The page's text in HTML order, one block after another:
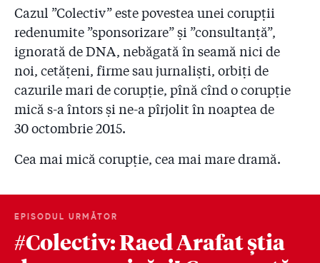
Cazul ”Colectiv” este povestea unei corupții
redenumite ”sponsorizare” și ”consultanță”,
ignorată de DNA, nebăgată în seamă nici de
noi, cetățeni, firme sau jurnaliști, orbiți de
cazurile mari de corupție, pînă cînd o corupție
mică s-a întors și ne-a pîrjolit în noaptea de
30 octombrie 2015.
Cea mai mică corupție, cea mai mare dramă.
EPISODUL URMĂTOR
#Colectiv: Raed Arafat știa